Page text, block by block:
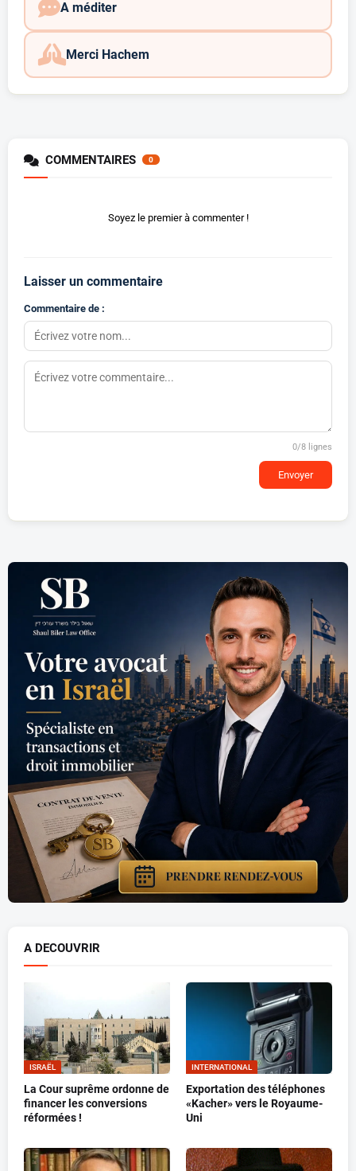
A méditer
Merci Hachem
COMMENTAIRES 0
Soyez le premier à commenter !
Laisser un commentaire
Commentaire de :
0/8 lignes
Envoyer
A DECOUVRIR
ISRAËL
La Cour suprême ordonne de
financer les conversions
réformées !
INTERNATIONAL
Exportation des téléphones
«Kacher» vers le Royaume-
Uni